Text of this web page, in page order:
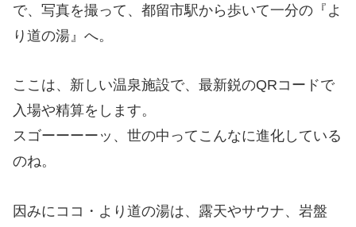
で、写真を撮って、都留市駅から歩いて一分の『よ
り道の湯』へ。
ここは、新しい温泉施設で、最新鋭のQRコードで
入場や精算をします。
スゴーーーーッ、世の中ってこんなに進化している
のね。
因みにココ・より道の湯は、露天やサウナ、岩盤